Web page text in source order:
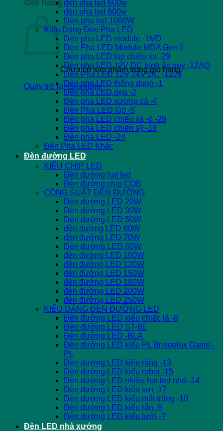
Giỏ hàng
Chưa có sản phẩm trong giỏ hàng.
Quay trở lại cửa hàng
đèn pha led 600w
đèn pha led 800w
Đèn pha led 1000W
Kiểu Dáng Đèn Pha LED
Đèn pha LED module -1MD
Đèn Pha LED Module MDA Gen II
Đèn pha LED lúp chiếu xa -29
Đèn pha LED 12V DC bình ắc quy -12AQ
Đèn Pha LED 12V 24V DC -1224
Đèn pha LED thông dụng -1
Đèn pha LED dẹp -2
Đèn pha LED xương cá -4
Đèn Pha LED lúp -5
Đèn pha LED chiếu xa -6 -28
Đèn pha LED chiến sỹ -18
Đèn pha LED -24
Đèn Pha LED Khác
Đèn đường LED
KIỂU CHIP LED
Đèn đường hạt led
Đèn đường chip COB
CÔNG SUẤT ĐÈN ĐƯỜNG
Đèn đường LED 20W
Đèn đường LED 30W
Đèn đường LED 50W
đèn đường LED 60W
đèn đường LED 70W
Đèn đường LED 80W
đèn đường LED 100W
đèn đường LED 120W
đèn đường LED 150W
đèn đường LED 180W
đèn đường LED 200W
đèn đường LED 250W
KIỂU DÁNG ĐÈN ĐƯỜNG LED
Đèn đường LED kiểu chiếc lá -8
Đèn đường LED ST-BL
Đèn đường LED -BLA
Đèn đường LED kiểu PL Bridgelux Daxin -
PL
Đèn đường LED kiểu răng -13
Đèn đường LED kiểu robot -15
Đèn đường LED nhiều hạt led nhỏ -14
Đèn đường LED kiểu vợt -17
Đèn đường LED kiểu mặt trăng -10
Đèn đường LED kiểu rắn -9
Đèn đường LED kiểu lưới -7
Đèn LED nhà xưởng